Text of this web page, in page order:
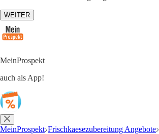
WEITER
MeinProspekt
auch als App!
MeinProspekt Frischkaesezubereitung Angebote